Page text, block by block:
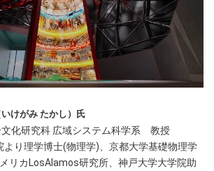
けがみ たかし）氏
文化研究科 広域システム科学系 教授
より理学博士(物理学)、京都大学基礎物理学
リカLosAlamos研究所、神戸大学大学院助